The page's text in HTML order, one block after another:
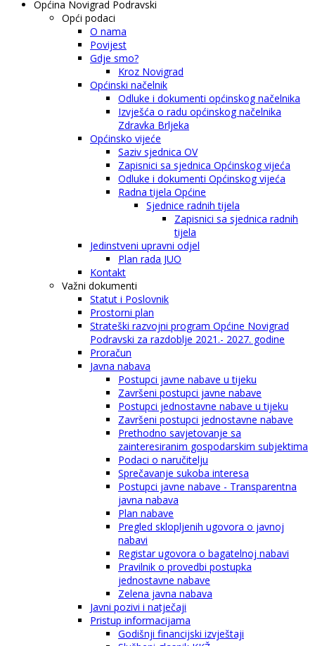
Općina Novigrad Podravski
Opći podaci
O nama
Povijest
Gdje smo?
Kroz Novigrad
Općinski načelnik
Odluke i dokumenti općinskog načelnika
Izvješća o radu općinskog načelnika
Zdravka Brljeka
Općinsko vijeće
Saziv sjednica OV
Zapisnici sa sjednica Općinskog vijeća
Odluke i dokumenti Općinskog vijeća
Radna tijela Općine
Sjednice radnih tijela
Zapisnici sa sjednica radnih
tijela
Jedinstveni upravni odjel
Plan rada JUO
Kontakt
Važni dokumenti
Statut i Poslovnik
Prostorni plan
Strateški razvojni program Općine Novigrad
Podravski za razdoblje 2021.- 2027. godine
Proračun
Javna nabava
Postupci javne nabave u tijeku
Završeni postupci javne nabave
Postupci jednostavne nabave u tijeku
Završeni postupci jednostavne nabave
Prethodno savjetovanje sa
zainteresiranim gospodarskim subjektima
Podaci o naručitelju
Sprečavanje sukoba interesa
Postupci javne nabave - Transparentna
javna nabava
Plan nabave
Pregled sklopljenih ugovora o javnoj
nabavi
Registar ugovora o bagatelnoj nabavi
Pravilnik o provedbi postupka
jednostavne nabave
Zelena javna nabava
Javni pozivi i natječaji
Pristup informacijama
Godišnji financijski izvještaji